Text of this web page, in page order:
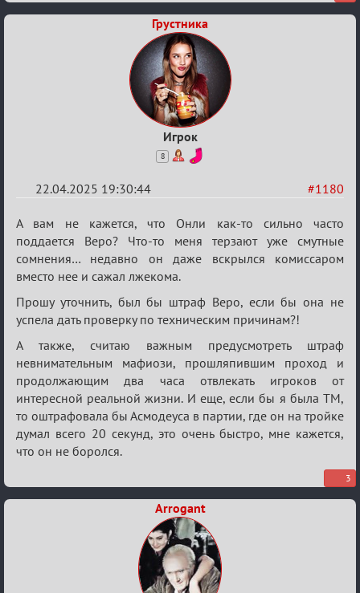
Грустника
Игрок
8
#1180
22.04.2025 19:30:44
Re:
Разговоры
о
XIX
ТПК.
А вам не кажется, что Онли как-то сильно часто
поддается Веро? Что-то меня терзают уже смутные
сомнения… недавно он даже вскрылся комиссаром
вместо нее и сажал лжекома.
Прошу уточнить, был бы штраф Веро, если бы она не
успела дать проверку по техническим причинам?!
А также, считаю важным предусмотреть штраф
невнимательным мафиози, прошляпившим проход и
продолжающим два часа отвлекать игроков от
интересной реальной жизни. И еще, если бы я была ТМ,
то оштрафовала бы Асмодеуса в партии, где он на тройке
думал всего 20 секунд, это очень быстро, мне кажется,
что он не боролся.
3
Arrogant